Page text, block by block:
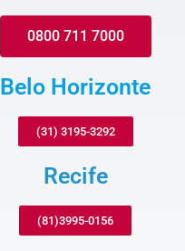
0800 711 7000
Belo Horizonte
(31) 3195-3292
Recife
(81)3995-0156